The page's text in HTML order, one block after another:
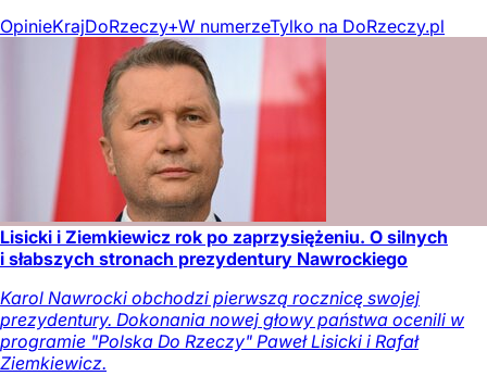
OpinieKrajDoRzeczy+W numerzeTylko na DoRzeczy.pl
Lisicki i Ziemkiewicz rok po zaprzysiężeniu. O silnych
i słabszych stronach prezydentury Nawrockiego
Karol Nawrocki obchodzi pierwszą rocznicę swojej
prezydentury. Dokonania nowej głowy państwa ocenili w
programie "Polska Do Rzeczy" Paweł Lisicki i Rafał
Ziemkiewicz.